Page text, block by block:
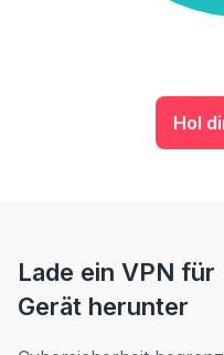
Hol
Lade ein VPN für
Gerät herunter